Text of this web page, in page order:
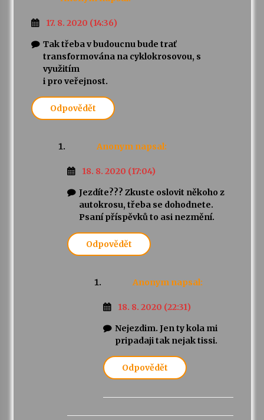
17. 8. 2020 (14:36)
Tak třeba v budoucnu bude trať
transformována na cyklokrosovou, s
využitím
i pro veřejnost.
Odpovědět
Anonym napsal:
18. 8. 2020 (17:04)
Jezdíte??? Zkuste oslovit někoho z
autokrosu, třeba se dohodnete.
Psaní příspěvků to asi nezmění.
Odpovědět
Anonym napsal:
18. 8. 2020 (22:31)
Nejezdim. Jen ty kola mi
pripadaji tak nejak tissi.
Odpovědět